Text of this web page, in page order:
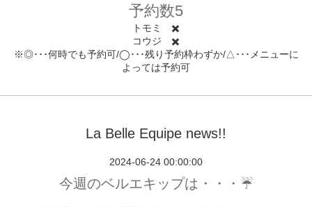
予約数5
トモミ ✖️
コウジ ✖️
※◎･･･何時でも予約可/◯･･･残り予約枠わずか/△･･･メニューに
よっては予約可
La Belle Equipe news!!
2024-06-24 00:00:00
今週のベルエキップは・・・☔️